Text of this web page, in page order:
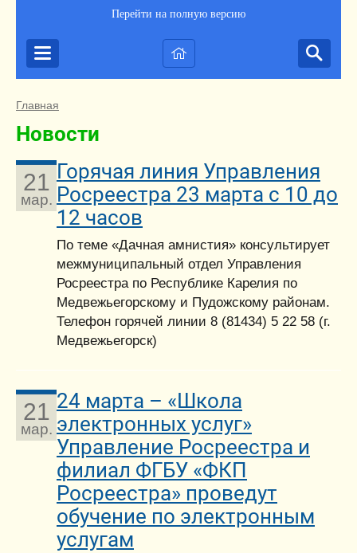
Перейти на полную версию
Главная
Новости
21
мар.
Горячая линия Управления
Росреестра 23 марта с 10 до
12 часов
По теме «Дачная амнистия» консультирует
межмуниципальный отдел Управления
Росреестра по Республике Карелия по
Медвежьегорскому и Пудожскому районам.
Телефон горячей линии 8 (81434) 5 22 58 (г.
Медвежьегорск)
21
мар.
24 марта – «Школа
электронных услуг»
Управление Росреестра и
филиал ФГБУ «ФКП
Росреестра» проведут
обучение по электронным
услугам